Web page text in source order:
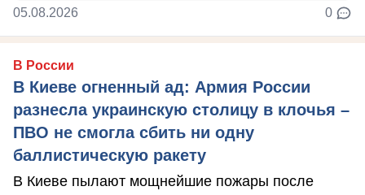
05.08.2026 0
В России
В Киеве огненный ад: Армия России
разнесла украинскую столицу в клочья –
ПВО не смогла сбить ни одну
баллистическую ракету
В Киеве пылают мощнейшие пожары после